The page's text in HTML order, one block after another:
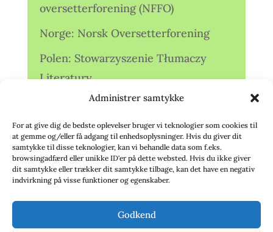
Administrer samtykke
For at give dig de bedste oplevelser bruger vi teknologier som cookies til
at gemme og/eller få adgang til enhedsoplysninger. Hvis du giver dit
samtykke til disse teknologier, kan vi behandle data som f.eks.
browsingadfærd eller unikke ID'er på dette websted. Hvis du ikke giver
dit samtykke eller trækker dit samtykke tilbage, kan det have en negativ
indvirkning på visse funktioner og egenskaber.
Godkend
oversetterforening (NFFO)
Norge: Norsk Oversetterforening
Polen: Stowarzyszenie Tłumaczy
Literatury
Storbritannien: Translators
Association (TA)
Sverige: Översättarsektionen (Ö.)
Sverige: Översättarcentrum (ÖC)
deutschsprachiger Übersetzer (VdÜ)